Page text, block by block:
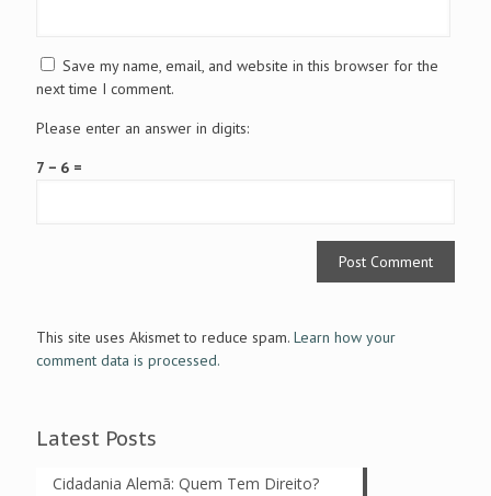
Save my name, email, and website in this browser for the
next time I comment.
Please enter an answer in digits:
7 − 6 =
This site uses Akismet to reduce spam. Learn how your
comment data is processed.
Latest Posts
Cidadania Alemã: Quem Tem Direito?